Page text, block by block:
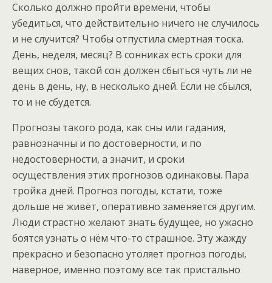
Сколько должно пройти времени, чтобы
убедиться, что действительно ничего не случилось
и не случится? Чтобы отпустила смертная тоска.
День, неделя, месяц? В сонниках есть сроки для
вещих снов, такой сон должен сбыться чуть ли не
день в день, ну, в несколько дней. Если не сбылся,
то и не сбудется.
Прогнозы такого рода, как сны или гадания,
равнозначны и по достоверности, и по
недостоверности, а значит, и сроки
осуществления этих прогнозов одинаковы. Пара
тройка дней. Прогноз погоды, кстати, тоже
дольше не живёт, оперативно заменяется другим.
Люди страстно желают знать будущее, но ужасно
боятся узнать о нём что-то страшное. Эту жажду
прекрасно и безопасно утоляет прогноз погоды,
наверное, именно поэтому все так пристально